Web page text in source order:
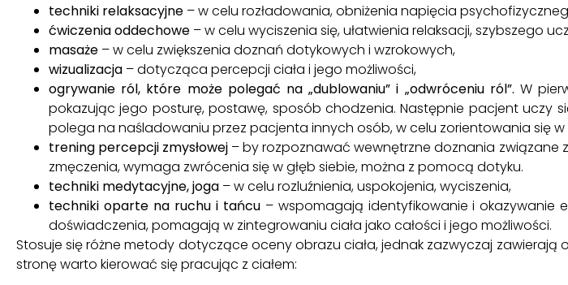
techniki relaksacyjne – w celu rozładowania, obniżenia napięcia
ćwiczenia oddechowe – w celu wyciszenia się, ułatwienia relaksacji, szybszego
masaże – w celu zwiększenia doznań dotykowych i wzrokowych,
wizualizacja – dotycząca percepcji ciała i jego możliwości,
ogrywanie ról, które może polegać na „dublowaniu” i „odwróceniu ról”. W
pokazując jego posturę, postawę, sposób chodzenia. Następnie pacjent uczy
polega na naśladowaniu przez pacjenta innych osób, w celu zorientowania się
trening percepcji zmysłowej – by rozpoznawać wewnętrzne doznania związane
zmęczenia, wymaga zwrócenia się w głęb siebie, można z pomocą dotyku.
techniki medytacyjne, joga – w celu rozluźnienia, uspokojenia, wyciszenia,
techniki oparte na ruchu i tańcu– wspomagają identyfikowanie i okazywanie
doświadczenia, pomagają w zintegrowaniu ciała jako całości i jego możliwości.
Stosuje się różne metody dotyczące oceny obrazu ciała, jednak zazwyczaj zawierają
stronę warto kierować się pracując z ciałem: